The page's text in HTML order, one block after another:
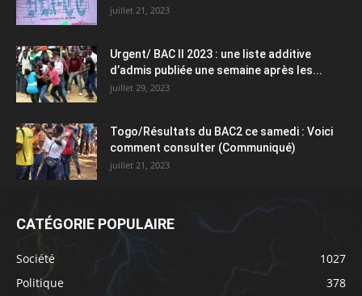
juillet 21, 2023
Urgent/ BAC II 2023 : une liste additive
d’admis publiée une semaine après les...
juillet 29, 2023
Togo/Résultats du BAC2 ce samedi : Voici
comment consulter (Communiqué)
juillet 21, 2023
CATÉGORIE POPULAIRE
Société
1027
Politique
378